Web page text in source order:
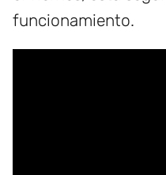
funcionamiento.